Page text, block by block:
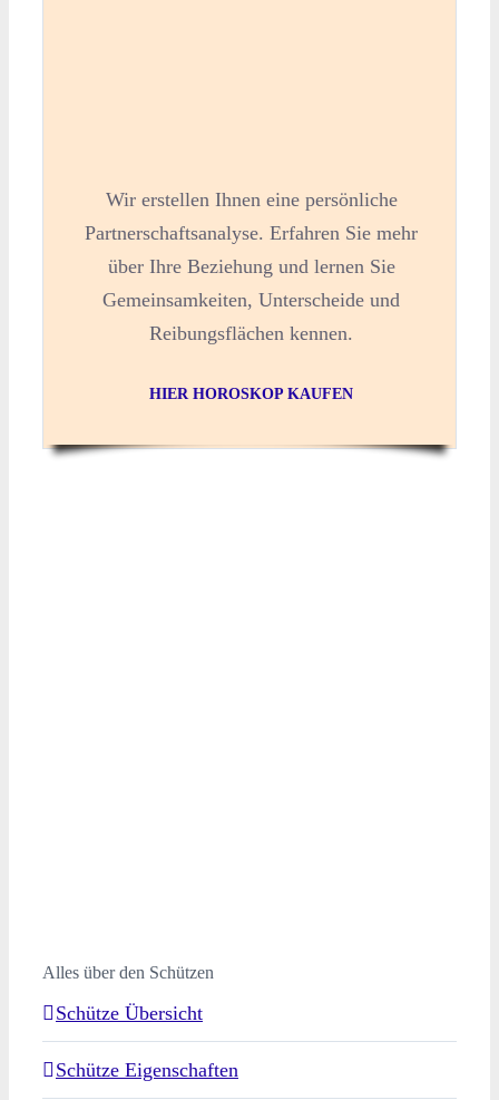
Wir erstellen Ihnen eine persönliche
Partnerschaftsanalyse. Erfahren Sie mehr
über Ihre Beziehung und lernen Sie
Gemeinsamkeiten, Unterscheide und
Reibungsflächen kennen.
HIER HOROSKOP KAUFEN
Alles über den Schützen
Schütze Übersicht
Schütze Eigenschaften